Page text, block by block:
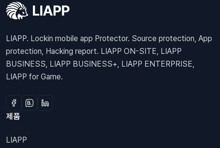
LIAPP. Lockin mobile app Protector. Source protection, App
protection, Hacking report. LIAPP ON-SITE, LIAPP
BUSINESS, LIAPP BUSINESS+, LIAPP ENTERPRISE,
LIAPP for Game.
제품
LIAPP